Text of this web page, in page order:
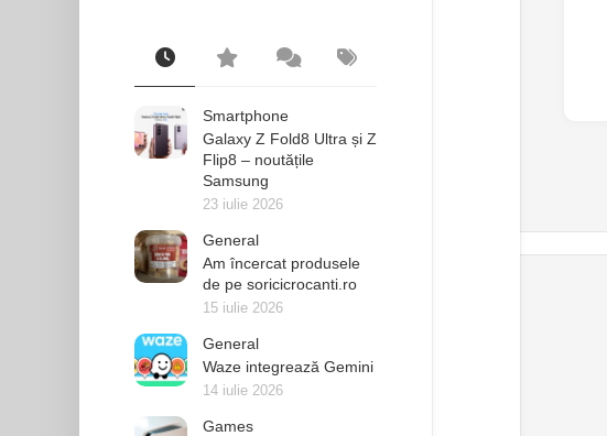
Smartphone
Galaxy Z Fold8 Ultra și Z
Flip8 – noutățile
Samsung
23 iulie 2026
General
Am încercat produsele
de pe soricicrocanti.ro
15 iulie 2026
General
Waze integrează Gemini
14 iulie 2026
Games